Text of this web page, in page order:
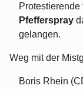
Pfefferspray
gelangen.
Weg mit der
Boris Rhein